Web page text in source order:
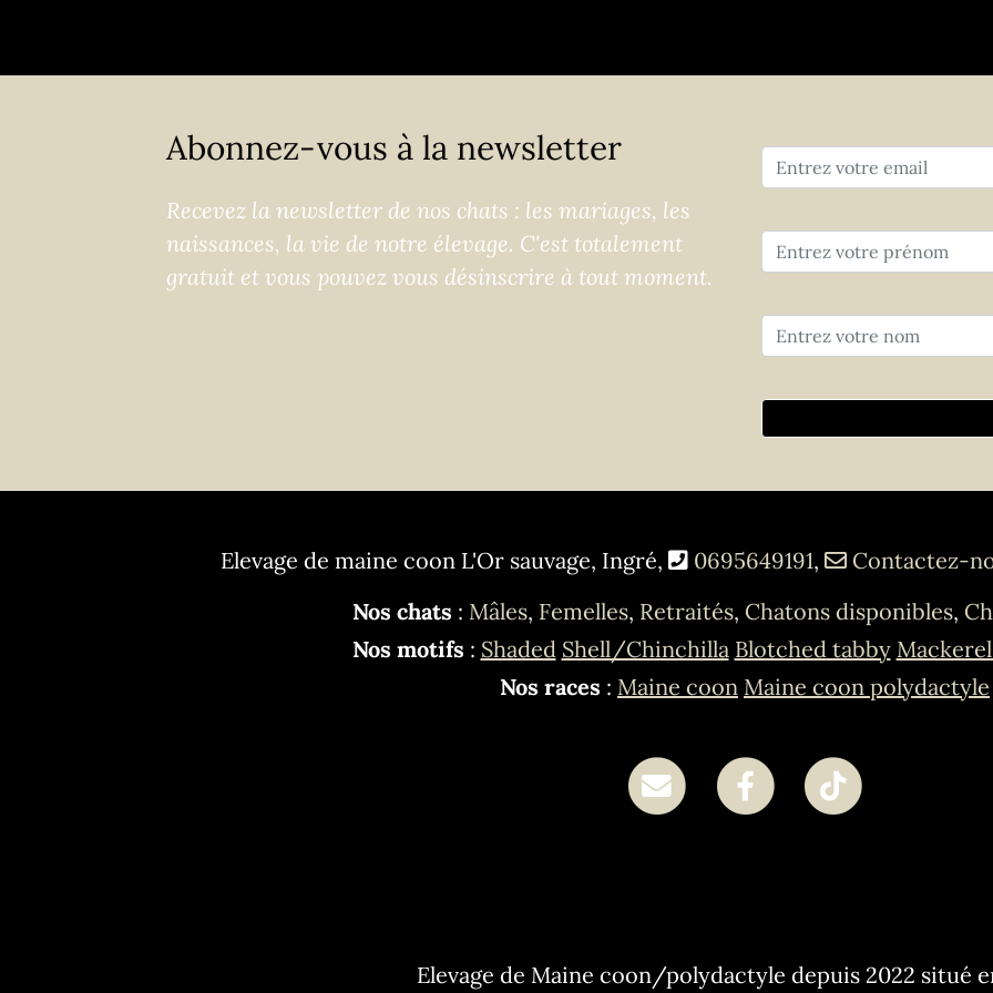
Abonnez-vous à la newsletter
Recevez la newsletter de nos chats : les mariages, les
naissances, la vie de notre élevage. C'est totalement
gratuit et vous pouvez vous désinscrire à tout moment.
Elevage de maine coon L'Or sauvage, Ingré, 0695649191,
Contactez-
Nos chats : Mâles, Femelles, Retraités, Chatons disponibles,
Nos motifs : Shaded Shell/Chinchilla Blotched tabby
Nos races : Maine coon Maine coon polydactyle
Elevage de Maine coon/polydactyle depuis 2022 situé